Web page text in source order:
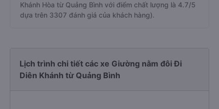
Khánh Hòa từ Quảng Bình với điểm chất lượng là 4.7/5
dựa trên 3307 đánh giá của khách hàng).
Lịch trình chi tiết các xe Giường nằm đôi Đi
Diên Khánh từ Quảng Bình